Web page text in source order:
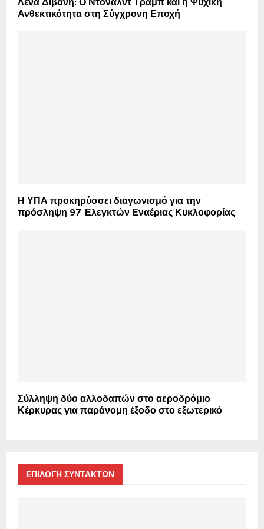
Ανθεκτικότητα στη Σύγχρονη Εποχή
Η ΥΠΑ προκηρύσσει διαγωνισμό για την
πρόσληψη 97 Ελεγκτών Εναέριας Κυκλοφορίας
Σύλληψη δύο αλλοδαπών στο αεροδρόμιο
Κέρκυρας για παράνομη έξοδο στο εξωτερικό
ΕΠΙΛΟΓΗ ΣΥΝΤΑΚΤΩΝ